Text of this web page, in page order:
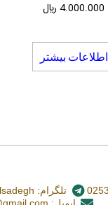
4.000.000 ﷼
اطلاعات بیشتر
تلگرام: nashr_alsadegh@
ایمیل: alsadegh110@gmail.com